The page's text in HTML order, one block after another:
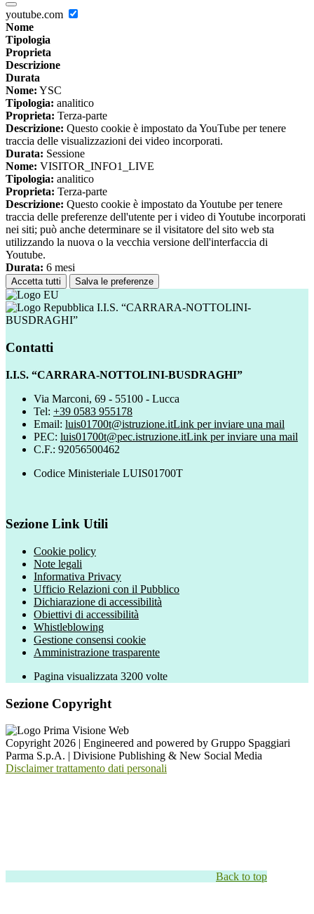
youtube.com
Nome
Tipologia
Proprieta
Descrizione
Durata
Nome: YSC
Tipologia: analitico
Proprieta: Terza-parte
Descrizione: Questo cookie è impostato da YouTube per tenere
traccia delle visualizzazioni dei video incorporati.
Durata: Sessione
Nome: VISITOR_INFO1_LIVE
Tipologia: analitico
Proprieta: Terza-parte
Descrizione: Questo cookie è impostato da Youtube per tenere
traccia delle preferenze dell'utente per i video di Youtube incorporati
nei siti; può anche determinare se il visitatore del sito web sta
utilizzando la nuova o la vecchia versione dell'interfaccia di
Youtube.
Durata: 6 mesi
Accetta tutti Salva le preferenze
I.I.S. “CARRARA-NOTTOLINI-
BUSDRAGHI”
Contatti
I.I.S. “CARRARA-NOTTOLINI-BUSDRAGHI”
Via Marconi, 69 - 55100 - Lucca
Tel: +39 0583 955178
Email: luis01700t@istruzione.itLink per inviare una mail
PEC: luis01700t@pec.istruzione.itLink per inviare una mail
C.F.: 92056500462
Codice Ministeriale LUIS01700T
Sezione Link Utili
Cookie policy
Note legali
Informativa Privacy
Ufficio Relazioni con il Pubblico
Dichiarazione di accessibilità
Obiettivi di accessibilità
Whistleblowing
Gestione consensi cookie
Amministrazione trasparente
Pagina visualizzata 3200 volte
Sezione Copyright
Copyright 2026 | Engineered and powered by Gruppo Spaggiari
Parma S.p.A. | Divisione Publishing & New Social Media
Disclaimer trattamento dati personali
Back to top